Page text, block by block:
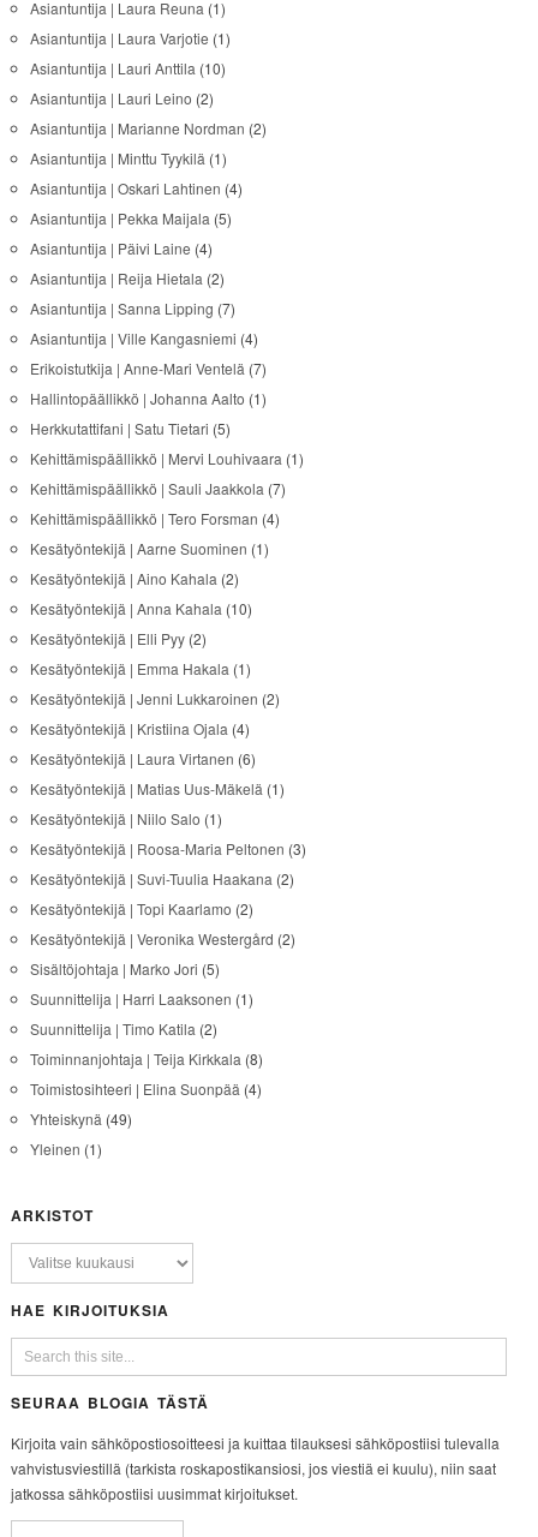
Asiantuntija | Laura Reuna (1)
Asiantuntija | Laura Varjotie (1)
Asiantuntija | Lauri Anttila (10)
Asiantuntija | Lauri Leino (2)
Asiantuntija | Marianne Nordman (2)
Asiantuntija | Minttu Tyykilä (1)
Asiantuntija | Oskari Lahtinen (4)
Asiantuntija | Pekka Maijala (5)
Asiantuntija | Päivi Laine (4)
Asiantuntija | Reija Hietala (2)
Asiantuntija | Sanna Lipping (7)
Asiantuntija | Ville Kangasniemi (4)
Erikoistutkija | Anne-Mari Ventelä (7)
Hallintopäällikkö | Johanna Aalto (1)
Herkkutattifani | Satu Tietari (5)
Kehittämispäällikkö | Mervi Louhivaara (1)
Kehittämispäällikkö | Sauli Jaakkola (7)
Kehittämispäällikkö | Tero Forsman (4)
Kesätyöntekijä | Aarne Suominen (1)
Kesätyöntekijä | Aino Kahala (2)
Kesätyöntekijä | Anna Kahala (10)
Kesätyöntekijä | Elli Pyy(2)
Kesätyöntekijä | Emma Hakala (1)
Kesätyöntekijä | Jenni Lukkaroinen (2)
Kesätyöntekijä | Kristiina Ojala (4)
Kesätyöntekijä | Laura Virtanen (6)
Kesätyöntekijä | Matias Uus-Mäkelä (1)
Kesätyöntekijä | Niilo Salo (1)
Kesätyöntekijä | Roosa-Maria Peltonen (3)
Kesätyöntekijä | Suvi-Tuulia Haakana (2)
Kesätyöntekijä | Topi Kaarlamo (2)
Kesätyöntekijä | Veronika Westergård (2)
Sisältöjohtaja | Marko Jori (5)
Suunnittelija | Harri Laaksonen (1)
Suunnittelija | Timo Katila (2)
Toiminnanjohtaja | Teija Kirkkala (8)
Toimistosihteeri | Elina Suonpää (4)
Yhteiskynä (49)
Yleinen (1)
ARKISTOT
HAE KIRJOITUKSIA
SEURAA BLOGIA TÄSTÄ
Kirjoita vain sähköpostiosoitteesi ja kuittaa tilauksesi sähköpostiisi tulevalla
vahvistusviestillä (tarkista roskapostikansiosi, jos viestiä ei kuulu), niin saat
jatkossa sähköpostiisi uusimmat kirjoitukset.